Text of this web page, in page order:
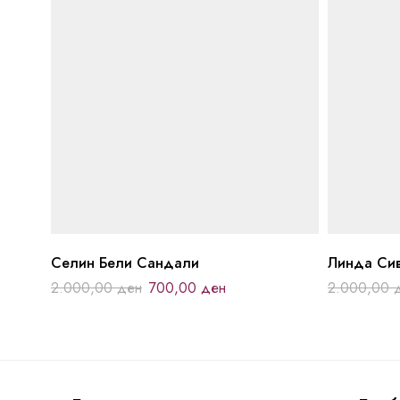
Селин Бели Сандали
2.000,00ден 700,00 ден
Линда
2.000,00